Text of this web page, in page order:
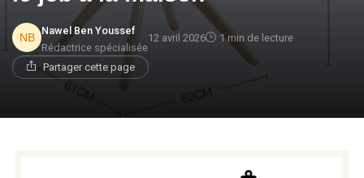
Nawel Ben Youssef
Rédactrice spécialisée
12 avril 2026 1 min de lecture
Partager cette page